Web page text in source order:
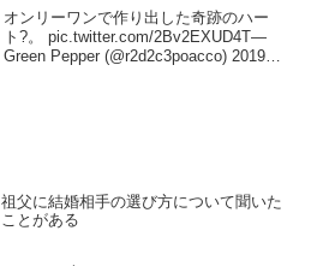
オンリーワンで作り出した奇跡のハー
ト?。 pic.twitter.com/2Bv2EXUD4T—
Green Pepper (@r2d2c3poacco) 2019年
祖父に結婚相手の選び方について聞いた
ことがある